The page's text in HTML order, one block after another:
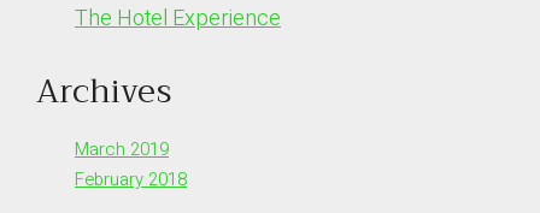
The Hotel Experience
Archives
March 2019
February 2018